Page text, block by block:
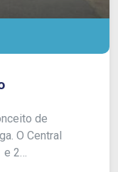
O Central
e 2